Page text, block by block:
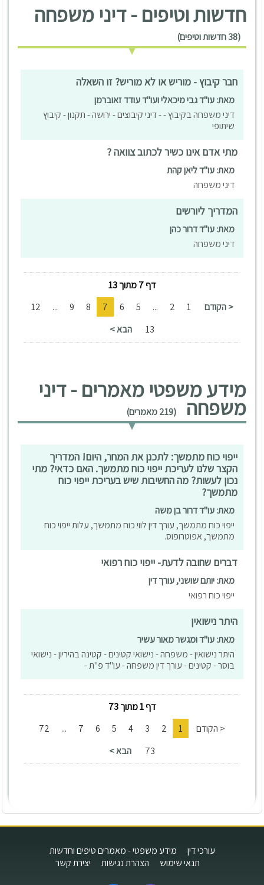
חדשות וטיפים - דיני משפחה
(38 חדשות וטיפים)
חבר קיבוץ - מוריש או לא מוריש? זו השאלה
מאת: עו"ד גבי מיכאלי ועו"ד עודד זאוברמן
דיני משפחה בקיבוץ - - דיני קיבוצים - ירושה - תקנון - קיבוץ
שיתופי
מתי אדם אינו כשיר לכתוב צוואה ?
מאת: עו"ד ליאן קהת
דיני משפחה
המדריך ליורשים
מאת: עו"ד דרור כהן
דיני משפחה
דף 7 מתוך 13
< הקודם
1
2
...
5
6
7
8
9
...
12
13
הבא >
מידע משפטי מאמרים - דיני
משפחה (219 מאמרים)
ייפוי כוח מתמשך: לתכנן את המחר, היום! המדריך
הקצר שלנו לעריכת ייפוי כוח מתמשך. האם כדאי? מתי
נכון לעשות? מה החשיבות שיש בעריכת ייפוי כוח
מתמשך?
מאת: עו"ד דרור בן משה
ייפוי כוח מתמשך, עורך דין לווי כוח מתמשך, עלות ייפוי כוח
מתמשך, אפוטרופוס.
דברים שחובה לדעת- ייפוי כוח רפואי
מאת: יותם שושני, עורך דין
ייפוי כוח רפואי
היתר נישואין
מאת: עו"ד ומגשר מאור עשיר
היתר נישואין - משפחה - נישואי קטינים - קטינה בהיריון - נישואי
בוסר - קטינים - עורך דין משפחה - עו"ד פ"ת -
דף 1 מתוך 73
< הקודם
1
2
3
4
5
6
7
...
72
73
הבא >
עורכי דין
מידע משפטי - מאמרים טיפים וחדשות
תנאי שימוש
הצהרת נגישות יצירת קשר